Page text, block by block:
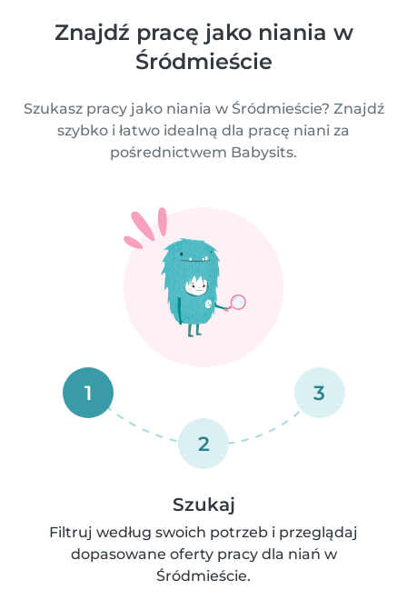
Znajdź pracę jako niania w
Śródmieście
Szukasz pracy jako niania w Śródmieście? Znajdź
szybko i łatwo idealną dla pracę niani za
pośrednictwem Babysits.
1
2
3
Szukaj
Filtruj według swoich potrzeb i przeglądaj
dopasowane oferty pracy dla niań w
Śródmieście.